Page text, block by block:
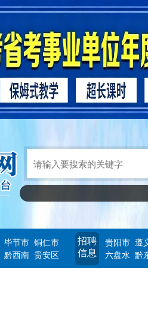
毕节市 铜仁市
黔西南 贵安区
招聘
信息
贵阳市 遵
六盘水 黔